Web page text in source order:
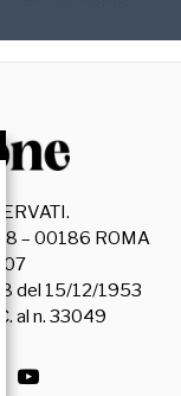
– 00186 ROMA
del 15/12/1953
al n. 33049